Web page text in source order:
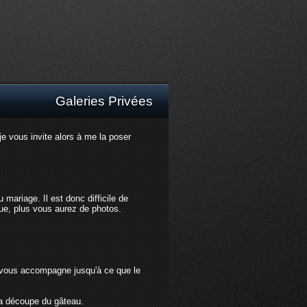
Galeries Privées
vous invite alors à me la poser
mariage. Il est donc difficile de
plus vous aurez de photos.
accompagne jusqu'à ce que le
découpe du gâteau.